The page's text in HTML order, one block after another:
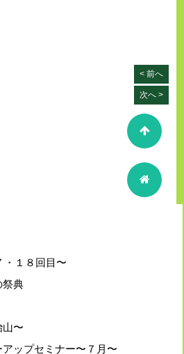
< 前へ
次へ >
・１８回目〜
祭典
山〜
ップセミナー〜７月〜